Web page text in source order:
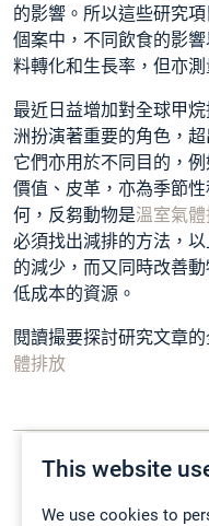
This website
We use cookies to
的影響。所以這些研究
個案中，不同飲食的影
料轉化和生長率，但亦測
最近日益增加對全球甲
洲扮演著重要的角色，
它們亦用於不同目的，
價值、皮革，亦為季節
何， 反芻動物是溫室氣
必須找出減排的方法，
的減少，而又同時改善
低成本的資源。
閱讀撮要探討研究文章的
體排放